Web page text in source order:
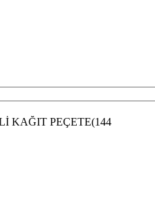
KAĞIT PEÇETE(144